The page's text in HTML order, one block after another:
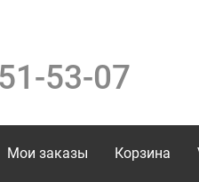
53-07
Мои заказы Корзина